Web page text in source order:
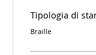
Tipologia di
Braille